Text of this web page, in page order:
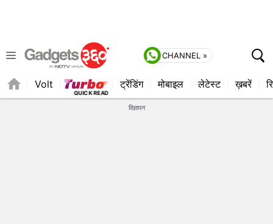
CHANNEL »
Volt
QUICK READ
ट्रेंडिंग मोबाइल लेटेस्ट ख़बरें
विज्ञापन